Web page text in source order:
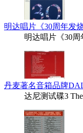
明达唱片《30周年发
明达唱片《30周
丹麦著名音箱品牌
达尼测试碟3